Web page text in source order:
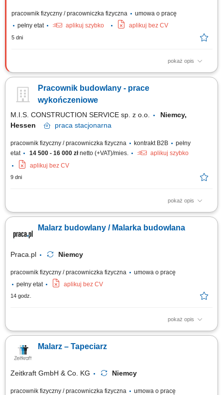
pracownik fizyczny / pracowniczka fizyczna
umowa o pracę
pełny etat
aplikuj szybko aplikuj bez CV
5 dni
pokaż opis
Czym będziesz się zajmować? montażem i demontażem szalunków
betoniarskich, realizacją robót budowlanych zgodnie z dokumentacją
techniczną, dbaniem o bezpieczeństwo oraz porządek na budowie. Kogo
Pracownik budowlany - prace
wykończeniowe
M.I.S. CONSTRUCTION SERVICE sp. z o.o.
Niemcy,
Hessen
praca stacjonarna
pracownik fizyczny / pracowniczka fizyczna kontrakt B2B
pełny
etat
14 500 - 16 000 złnetto (+VAT)/mies.
aplikuj szybko
aplikuj bez CV
9 dni
pokaż opis
prace przygotowawcze i demontażowe;szpachlowanie, gładzie i
wykonywanie zabudów;układanie podłóg – panele, winyl, parkiet;montaż
drzwi i listew;podstawowe prace instalacyjne – sanitarne i
Malarz budowlany / Malarka budowlana
Praca.pl Niemcy
pracownik fizyczny / pracowniczka fizyczna
umowa o pracę
pełny etat
aplikuj bez CV
14 godz.
pokaż opis
Opis stanowiska: Kompleksowe wykonywanie prac malarskich i
szlifowanie i szpachlowanie. Malowanie wnętrz oraz fasad budynków.
Realizacja prac elewacyjnych i dociepleniowych dla obiektów
Malarz – Tapeciarz
Zeitkraft GmbH & Co. KG Niemcy
pracownik fizyczny / pracowniczka fizyczna
umowa o pracę